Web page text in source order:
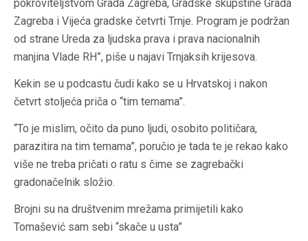
pokroviteljstvom Grada Zagreba, Gradske skupštine Grada
Zagreba i Vijeća gradske četvrti Trnje. Program je podržan
od strane Ureda za ljudska prava i prava nacionalnih
manjina Vlade RH”, piše u najavi Trnjaksih krijesova.
Kekin se u podcastu čudi kako se u Hrvatskoj i nakon
četvrt stoljeća priča o “tim temama”.
“To je mislim, očito da puno ljudi, osobito političara,
parazitira na tim temama”, poručio je tada te je rekao kako
više ne treba pričati o ratu s čime se zagrebački
gradonačelnik složio.
Brojni su na društvenim mrežama primijetili kako
Tomašević sam sebi “skače u usta”